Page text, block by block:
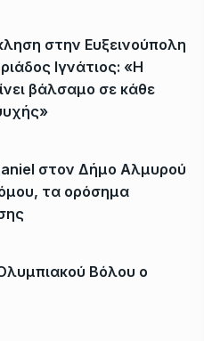
στην Ευξεινούπολη
Ιγνάτιος: «Η
βάλσαμο σε κάθε
στον Δήμο Αλμυρού
τα ορόσημα
Βόλου ο